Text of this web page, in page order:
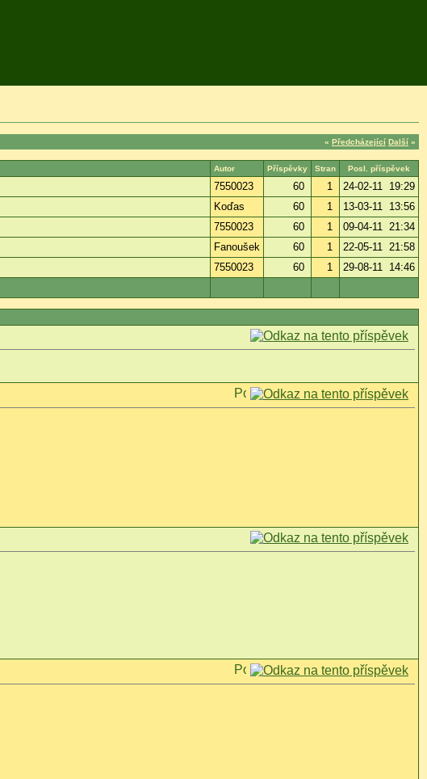
« Předcházející Další »
Autor Příspěvky Stran Posl. příspěvek
7550023 60 1
24-02-11 19:29
Koďas 60 1
13-03-11 13:56
7550023 60 1
09-04-11 21:34
Fanoušek 60 1
22-05-11 21:58
7550023 60 1 29-08-11 14:46